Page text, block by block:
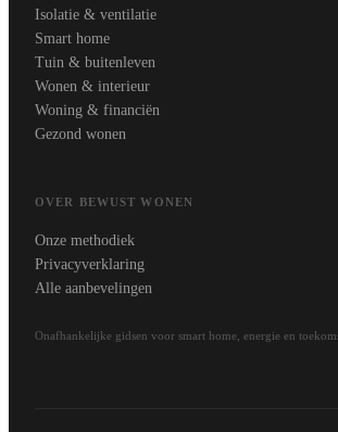
Isolatie & ventilatie
Smart home
Tuin & buitenleven
Wonen & interieur
Woning & financiën
Gezond wonen
OVER BEWUST WONEN
Onze methodiek
Privacyverklaring
Alle aanbevelingen
Onafhankelijke gidsen voor smart home, energie en